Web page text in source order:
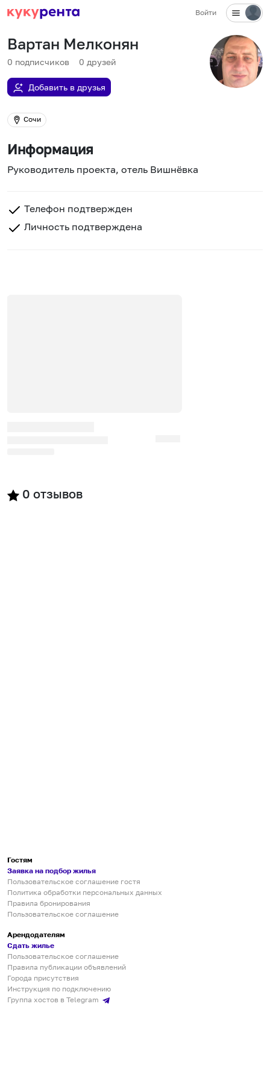
Войти
Вартан Мелконян
0 подписчиков 0 друзей
Добавить в друзья
Сочи
Информация
Руководитель проекта, отель Вишнёвка
Телефон подтвержден
Личность подтверждена
0 отзывов
Гостям
Заявка на подбор жилья
Пользовательское соглашение гостя
Политика обработки персональных данных
Правила бронирования
Пользовательское соглашение
Арендодателям
Сдать жилье
Пользовательское соглашение
Правила публикации объявлений
Города присутствия
Инструкция по подключению
Группа хостов в Telegram